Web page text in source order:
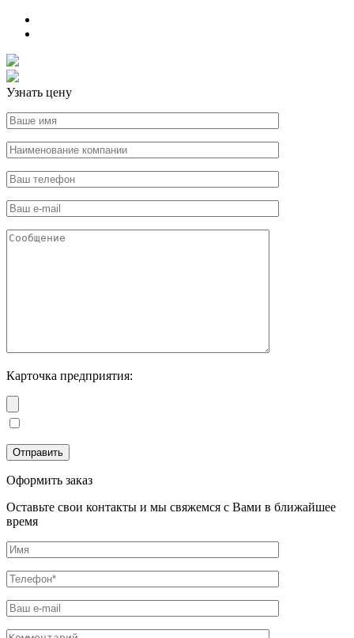
Узнать цену
Карточка предприятия:
Оформить заказ
Оставьте свои контакты и мы свяжемся с Вами в ближайшее
время